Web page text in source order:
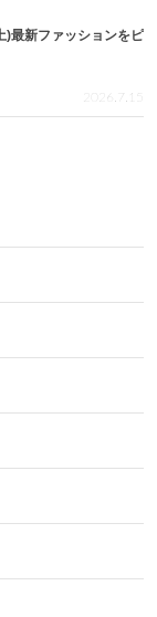
)最新ファッションをピ
2026.7.15